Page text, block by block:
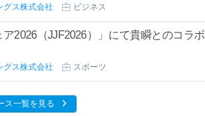
グス株式会社 ビジネス
2026（JJF2026）」にて貴瞬とのコラボ
グス株式会社 スポーツ
ス一覧を見る